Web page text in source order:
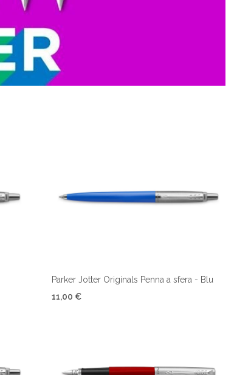
Parker Jotter Originals Penna a sfera - Blu
11,00 €